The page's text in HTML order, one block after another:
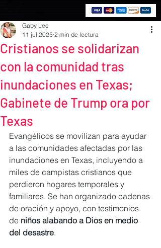
Cristianos se solidarizan
con la comunidad tras
inundaciones en Texas;
Gabinete de Trump ora por
Texas
Gaby Lee
11 jul 2025 2 min de lectura
Evangélicos se movilizan para ayudar
a las comunidades afectadas por las
inundaciones en Texas, incluyendo a
miles de campistas cristianos que
perdieron hogares temporales y
familiares. Se han organizado cadenas
de oración y apoyo, con testimonios
de niños alabando a Dios en medio
del desastre.